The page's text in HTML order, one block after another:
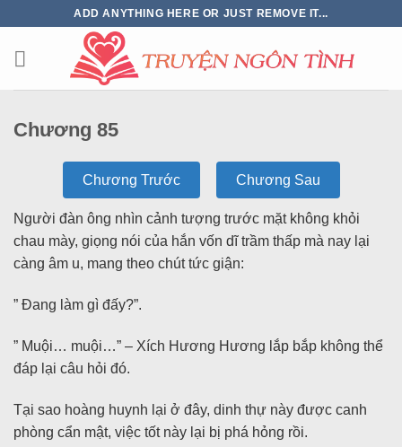
ADD ANYTHING HERE OR JUST REMOVE IT...
Chương 85
Chương Trước Chương Sau
Người đàn ông nhìn cảnh tượng trước mặt không khỏi
chau mày, giọng nói của hắn vốn dĩ trầm thấp mà nay lại
càng âm u, mang theo chút tức giận:
” Đang làm gì đấy?”.
” Muội… muội…” – Xích Hương Hương lắp bắp không thể
đáp lại câu hỏi đó.
Tại sao hoàng huynh lại ở đây, dinh thự này được canh
phòng cẩn mật, việc tốt này lại bị phá hỏng rồi.